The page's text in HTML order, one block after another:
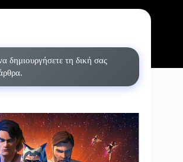
δημιουργήσετε τη δική σας